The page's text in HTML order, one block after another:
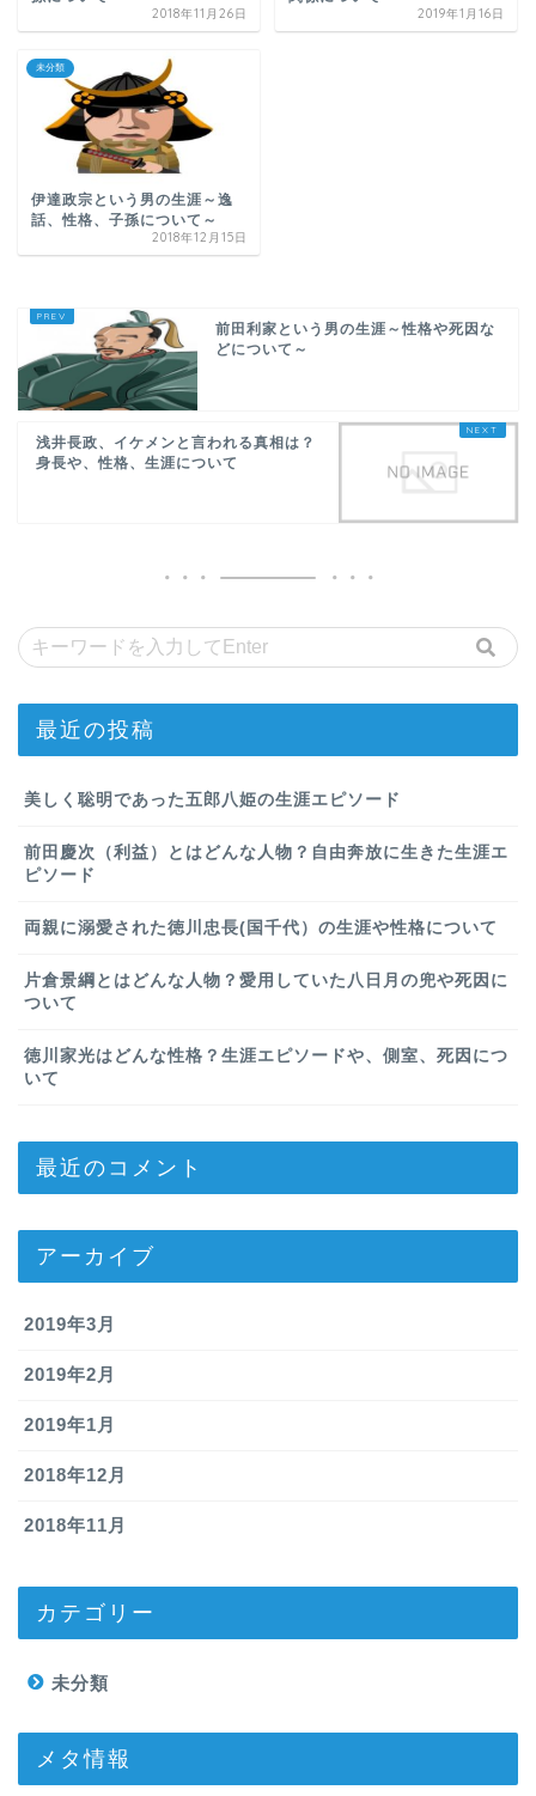
2018年11月26日 2019年1月16日
未分類
伊達政宗という男の生涯～逸
話、性格、子孫について～
2018年12月15日
前田利家という男の生涯～性格や死因な
どについて～
浅井長政、イケメンと言われる真相は？
身長や、性格、生涯について
最近の投稿
美しく聡明であった五郎八姫の生涯エピソード
前田慶次（利益）とはどんな人物？自由奔放に生きた生涯エ
ピソード
両親に溺愛された徳川忠長(国千代）の生涯や性格について
片倉景綱とはどんな人物？愛用していた八日月の兜や死因に
ついて
徳川家光はどんな性格？生涯エピソードや、側室、死因につ
いて
最近のコメント
アーカイブ
2019年3月
2019年2月
2019年1月
2018年12月
2018年11月
カテゴリー
未分類
メタ情報